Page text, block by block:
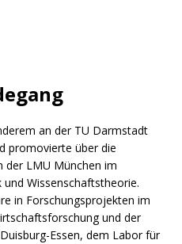
an der TU Darmstadt
promovierte über die
der LMU München im
Wissenschaftstheorie.
in Forschungsprojekten im
und der
Essen, dem Labor für